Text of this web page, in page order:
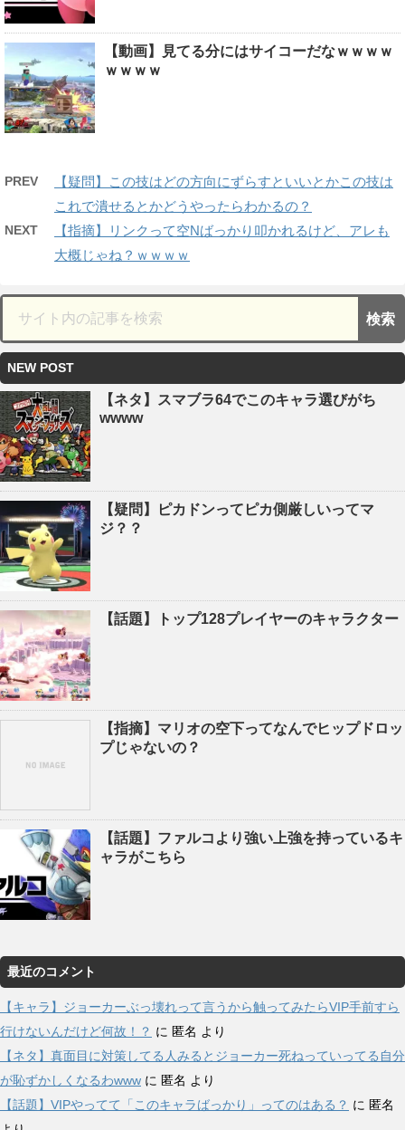
【動画】見てる分にはサイコーだなｗｗｗｗ
ｗｗｗｗ
PREV
【疑問】この技はどの方向にずらすといいとかこの技は
これで潰せるとかどうやったらわかるの？
NEXT
【指摘】リンクって空Nばっかり叩かれるけど、アレも
大概じゃね？ｗｗｗｗ
NEW POST
【ネタ】スマブラ64でこのキャラ選びがち
wwww
【疑問】ピカドンってピカ側厳しいってマ
ジ？？
【話題】トップ128プレイヤーのキャラクター
【指摘】マリオの空下ってなんでヒップドロッ
プじゃないの？
【話題】ファルコより強い上強を持っているキ
ャラがこちら
最近のコメント
【キャラ】ジョーカーぶっ壊れって言うから触ってみたらVIP手前すら
行けないんだけど何故！？ に 匿名 より
【ネタ】真面目に対策してる人みるとジョーカー死ねっていってる自分
が恥ずかしくなるわwww に 匿名 より
【話題】VIPやってて「このキャラばっかり」ってのはある？ に 匿名